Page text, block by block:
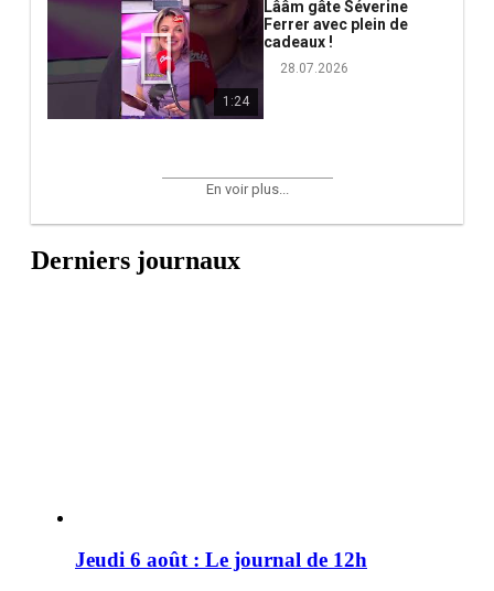
1:24
Lââm gâte Séverine
Ferrer avec plein de
cadeaux !
28.07.2026
En voir plus...
Derniers journaux
Jeudi 6 août : Le journal de 12h